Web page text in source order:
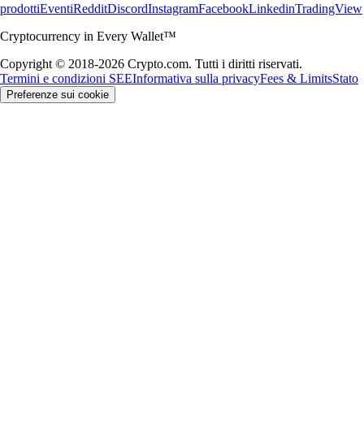
prodottiEventiRedditDiscordInstagramFacebookLinkedinTradingView
Cryptocurrency in Every Wallet™
Copyright © 2018-2026 Crypto.com. Tutti i diritti riservati.
Termini e condizioni SEEInformativa sulla privacyFees & LimitsStato
Preferenze sui cookie